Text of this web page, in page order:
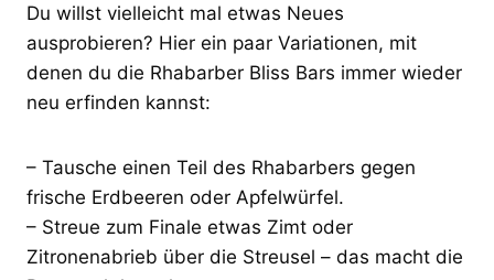
Du willst vielleicht mal etwas Neues
ausprobieren? Hier ein paar Variationen, mit
denen du die Rhabarber Bliss Bars immer wieder
neu erfinden kannst:
– Tausche einen Teil des Rhabarbers gegen
frische Erdbeeren oder Apfelwürfel.
– Streue zum Finale etwas Zimt oder
Zitronenabrieb über die Streusel – das macht die